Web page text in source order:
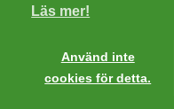
Villkor
Läs mer!
Använd inte
cookies för detta.